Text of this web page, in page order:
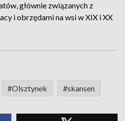
głównie związanych z
i obrzędami na wsi w XIX i XX
#Olsztynek #skansen